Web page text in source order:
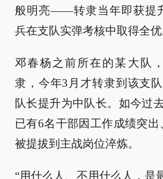
般明亮——转隶当年即获提
兵在支队实弹考核中取得全优
邓春杨之前所在的某大队
隶，今年3月才转隶到该支
队长提升为中队长。如今过
已有6名干部因工作成绩突出
被提拔到主战岗位淬炼。
“用什么人、不用什么人，是